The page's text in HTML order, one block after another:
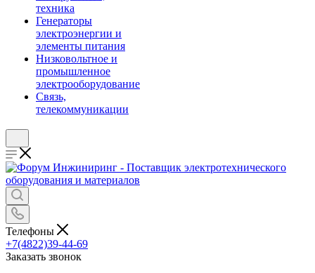
техника
Генераторы
электроэнергии и
элементы питания
Низковольтное и
промышленное
электрооборудование
Связь,
телекоммуникации
Телефоны
+7(4822)39-44-69
Заказать звонок